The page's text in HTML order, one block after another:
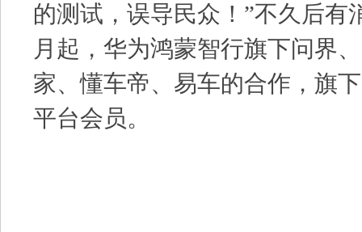
的测试，误导民众！”不久后有
月起，华为鸿蒙智行旗下问界
家、懂车帝、易车的合作，旗
平台会员。